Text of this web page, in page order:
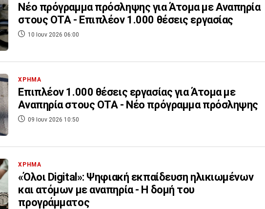
Νέο πρόγραμμα πρόσληψης για Άτομα με Αναπηρία
στους ΟΤΑ - Επιπλέον 1.000 θέσεις εργασίας
10 Ιουν 2026 06:00
ΧΡΗΜΑ
Επιπλέον 1.000 θέσεις εργασίας για Άτομα με
Αναπηρία στους ΟΤΑ - Νέο πρόγραμμα πρόσληψης
09 Ιουν 2026 10:50
ΧΡΗΜΑ
«Όλοι Digital»: Ψηφιακή εκπαίδευση ηλικιωμένων
και ατόμων με αναπηρία - Η δομή του
προγράμματος